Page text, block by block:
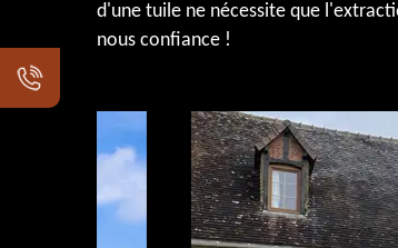
d'une tuile ne nécessite que
nous confiance !